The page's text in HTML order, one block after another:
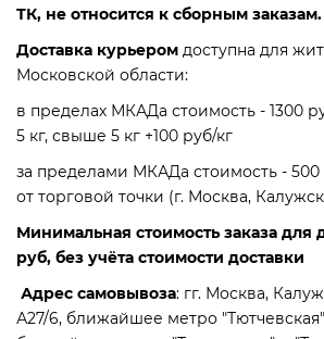
ТК, не относится к сборным заказам.
Доставка курьером доступна для
Московской области:
в пределах МКАДа стоимость - 1300
5 кг, свыше 5 кг +100 руб/кг
за пределами МКАДа стоимость - 500
от торговой точки (г. Москва,
Минимальная стоимость заказа для
руб, без учёта стоимости доставки
Адрес самовывоза: гг. Москва,
А27/6, ближайшее метро